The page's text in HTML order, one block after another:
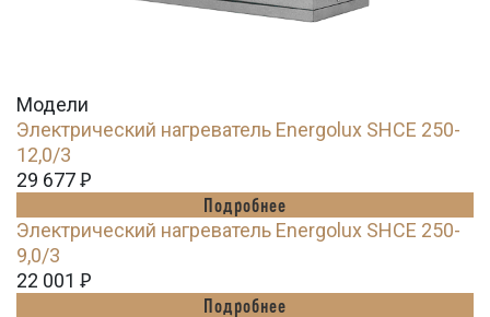
Модели
Электрический нагреватель Energolux SHCE 250-
12,0/3
29 677Ꝑ
Подробнее
Электрический нагреватель Energolux SHCE 250-
9,0/3
22 001 Ꝑ
Подробнее